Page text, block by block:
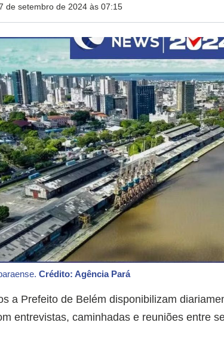
de setembro de 2024 às 07:15
Crédito: Agência Pará
a Prefeito de Belém disponibilizam
entrevistas, caminhadas e reuniões entre